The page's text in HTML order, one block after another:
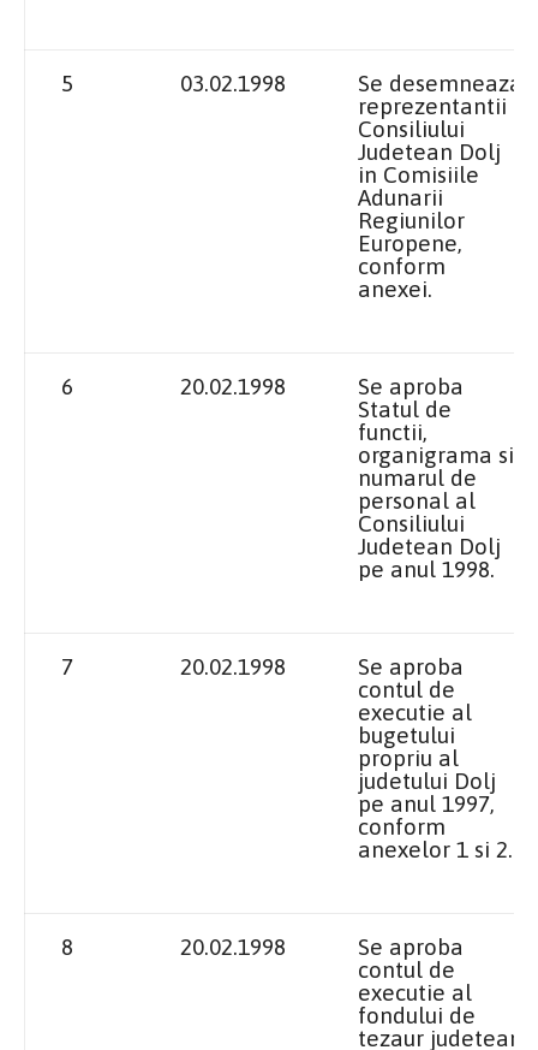
5 03.02.1998
Se desemneaza
reprezentantii
Consiliului
Judetean Dolj
in Comisiile
Adunarii
Regiunilor
Europene,
conform
anexei.
6 20.02.1998
Se aproba
Statul de
functii,
organigrama si
numarul de
personal al
Consiliului
Judetean Dolj
pe anul 1998.
7 20.02.1998
Se aproba
contul de
executie al
bugetului
propriu al
judetului Dolj
pe anul 1997,
conform
anexelor 1 si 2.
8 20.02.1998
Se aproba
contul de
executie al
fondului de
tezaur judetean